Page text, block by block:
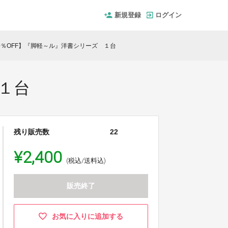
新規登録 ログイン
OFF】『脚軽～ル』洋書シリーズ １台
台
残り販売数 22
¥2,400 (税込/送料込)
販売終了
お気に入りに追加する